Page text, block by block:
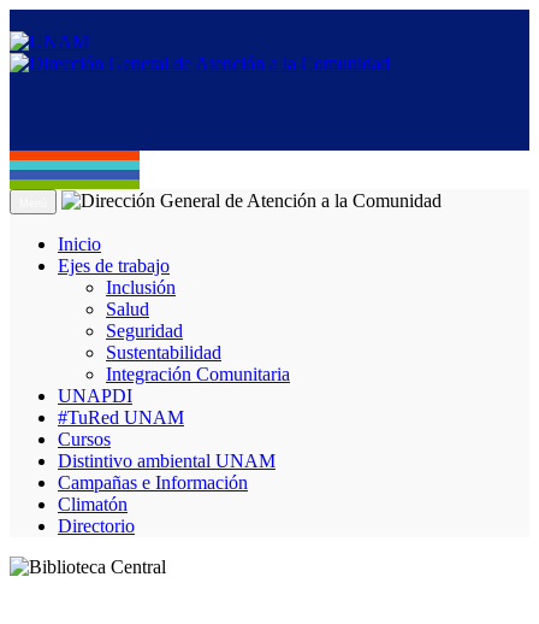
Inicio
Ejes de trabajo
Inclusión
Salud
Seguridad
Sustentabilidad
Integración Comunitaria
UNAPDI
#TuRed UNAM
Cursos
Distintivo ambiental UNAM
Campañas e Información
Climatón
Directorio